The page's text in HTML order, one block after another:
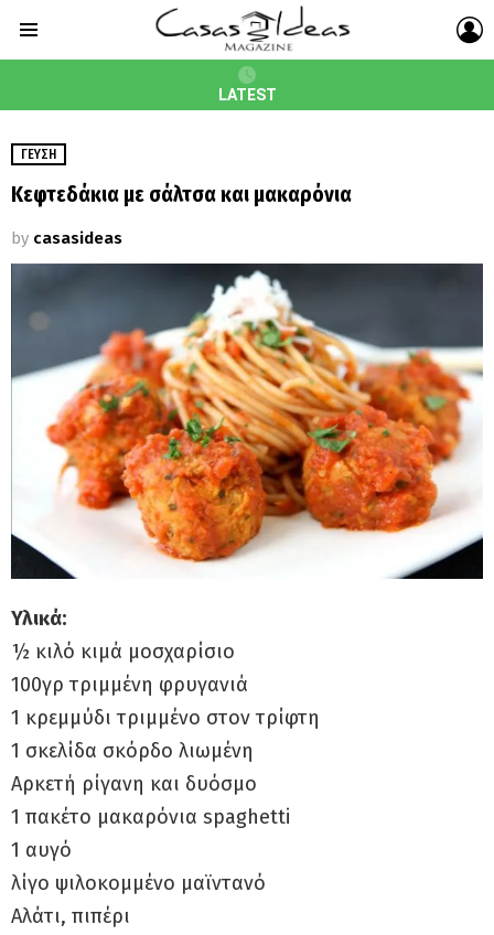
LATEST
ΓΕΎΣΗ
Κεφτεδάκια με σάλτσα και μακαρόνια
by casasideas
Υλικά:
½ κιλό κιμά μοσχαρίσιο
100γρ τριμμένη φρυγανιά
1 κρεμμύδι τριμμένο στον τρίφτη
1 σκελίδα σκόρδο λιωμένη
Αρκετή ρίγανη και δυόσμο
1 πακέτο μακαρόνια spaghetti
1 αυγό
λίγο ψιλοκομμένο μαϊντανό
Αλάτι, πιπέρι